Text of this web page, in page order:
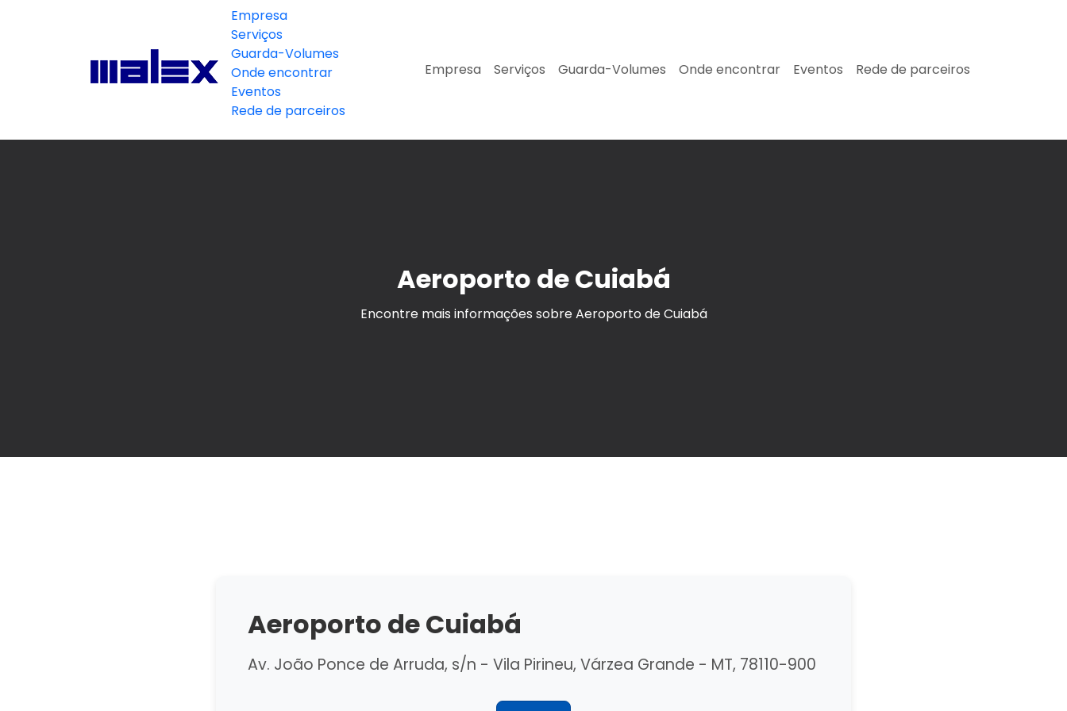
Empresa
Serviços
Guarda-Volumes
Onde encontrar
Eventos
Rede de parceiros
Empresa Serviços Guarda-Volumes Onde encontrar Eventos Rede de parceiros
Aeroporto de Cuiabá
Encontre mais informações sobre Aeroporto de Cuiabá
Aeroporto de Cuiabá
Av. João Ponce de Arruda, s/n - Vila Pirineu, Várzea Grande - MT, 78110-900